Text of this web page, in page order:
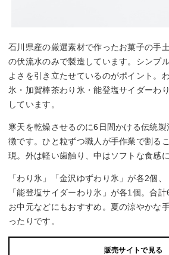
石川県産の厳選素材で作ったお菓子の手
の伏流水のみで製造しています。シンプ
よさを引き立たせているのがポイント。
氷・加賀棒茶わり氷・能登塩サイダーわ
しています。
寒天を乾燥させるのに6日間かける伝統
徴です。ひと粒ずつ職人が手作業で割る
現。外は軽い歯触り、中はソフトな食感
「わり氷」「金沢ゆずわり氷」が各2個、
「能登塩サイダーわり氷」が各1個。合
お中元などにもおすすめ。夏の涼やかな
ったりです。
販売サイトで見る